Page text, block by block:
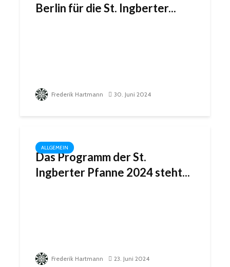
Berlin für die St. Ingberter...
Frederik Hartmann 30. Juni 2024
ALLGEMEIN
Das Programm der St.
Ingberter Pfanne 2024 steht...
Frederik Hartmann 23. Juni 2024